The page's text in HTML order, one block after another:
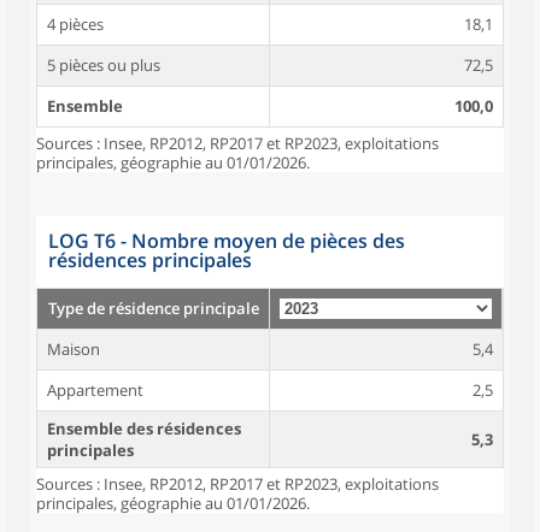
4 pièces
18,1
5 pièces ou plus
72,5
Ensemble
100,0
Sources : Insee, RP2012, RP2017 et RP2023, exploitations
principales, géographie au 01/01/2026.
LOG T6 - Nombre moyen de pièces des
résidences principales
Type de résidence principale
Maison
5,4
Appartement
2,5
Ensemble des résidences
principales
5,3
Sources : Insee, RP2012, RP2017 et RP2023, exploitations
principales, géographie au 01/01/2026.